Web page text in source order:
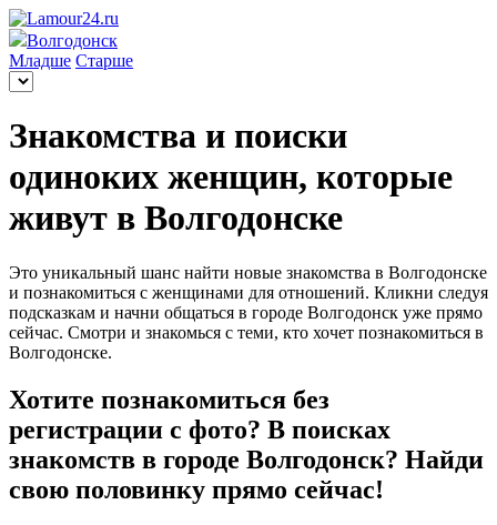
Волгодонск
Младше Старше
Знакомства и поиски
одиноких женщин, которые
живут в Волгодонске
Это уникальный шанс найти новые знакомства в Волгодонске
и познакомиться с женщинами для отношений. Кликни следуя
подсказкам и начни общаться в городе Волгодонск уже прямо
сейчас. Смотри и знакомься с теми, кто хочет познакомиться в
Волгодонске.
Хотите познакомиться без
регистрации с фото? В поисках
знакомств в городе Волгодонск? Найди
свою половинку прямо сейчас!